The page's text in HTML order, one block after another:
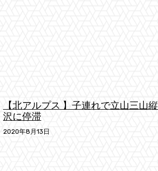
【北アルプス 】子連れで立山三山
沢に停滞
2020年8月13日